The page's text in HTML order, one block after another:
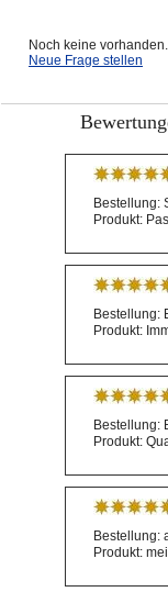
Noch keine vorhanden.
Neue Frage stellen
Bestellung:
Produkt:
Bestellung:
Produkt:
Bestellung:
Produkt:
Bestellung:
Produkt: